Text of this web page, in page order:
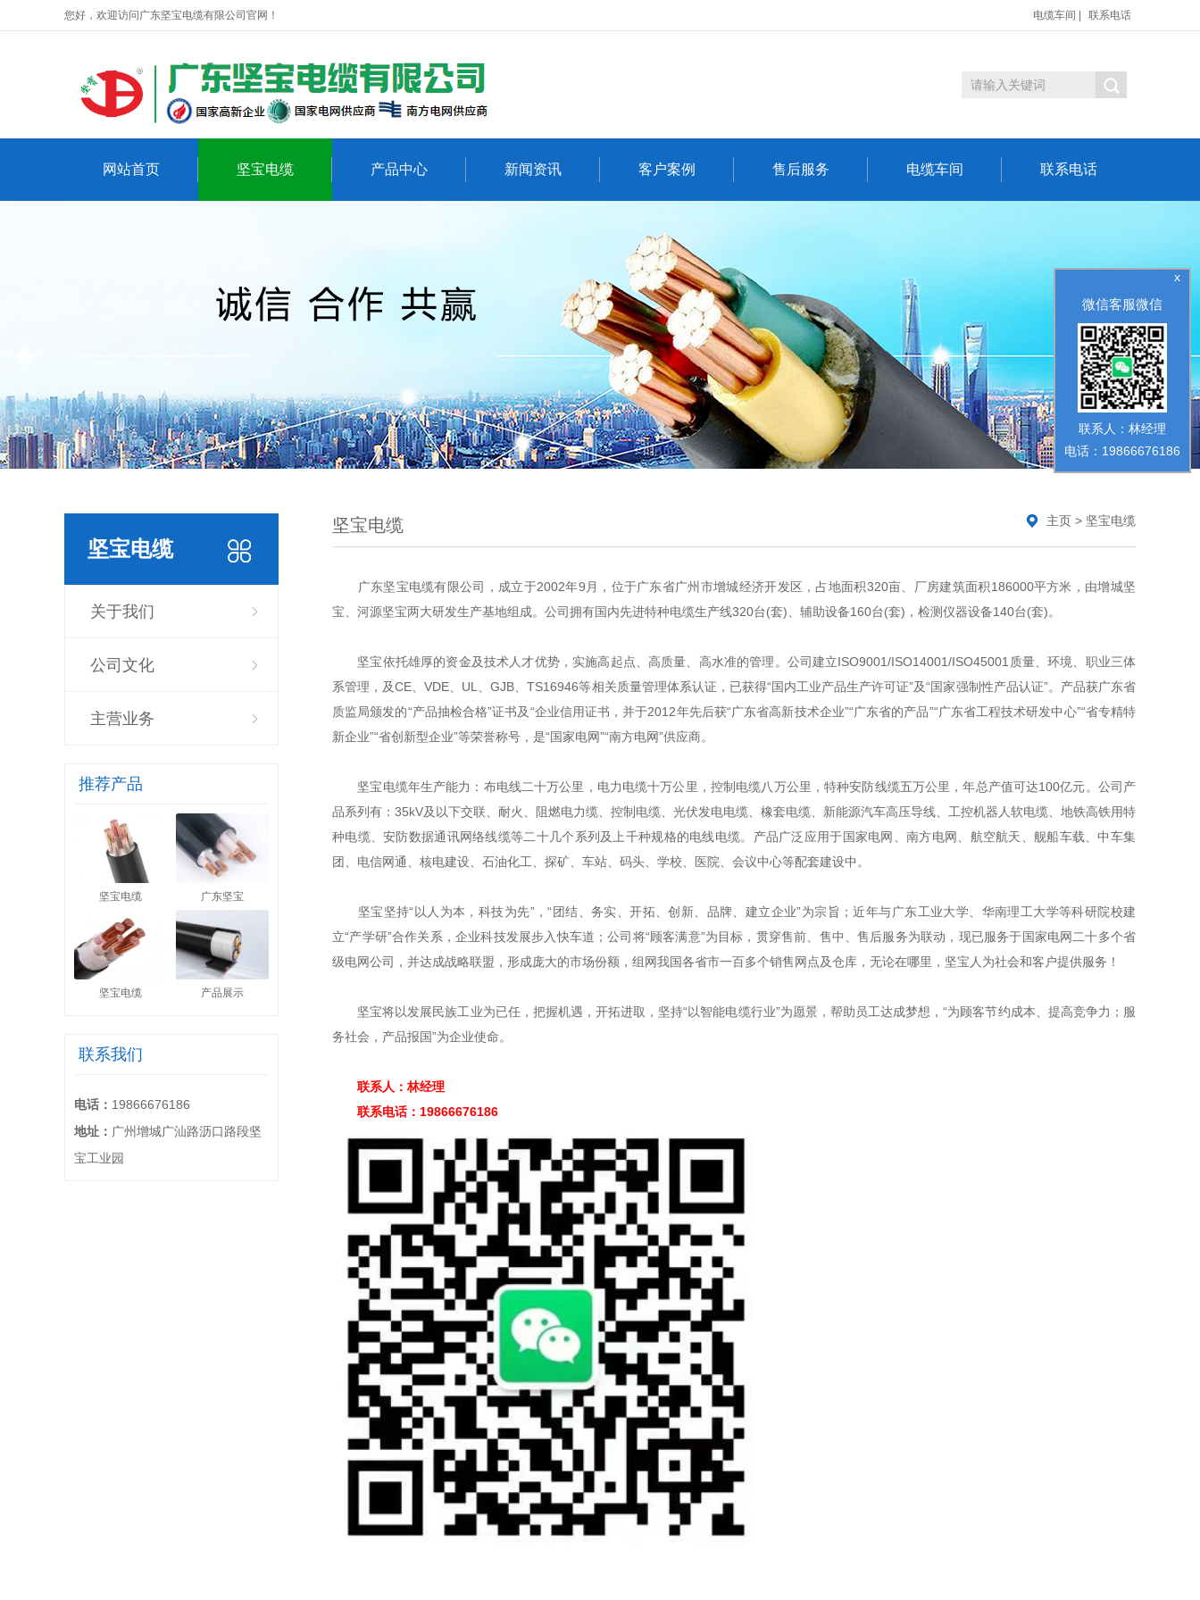
您好，欢迎访问广东坚宝电缆有限公司官网！ 电缆车间 联系电话
网站首页 坚宝电缆 产品中心 新闻资讯 客户案例 售后服务 电缆车间 联系电话
坚宝电缆
关于我们
公司文化
主营业务
推荐产品
坚宝电缆 广东坚宝
坚宝电缆 产品展示
联系我们
电话： 19866676186
地址： 广州增城广汕路沥口路段坚
宝工业园
主页 > 坚宝电缆
坚宝电缆
广东坚宝电缆有限公司，成立于2002年9月，位于广东省广州市增城经济开发区，占地面积320亩、厂房建筑面积186000平方米，由增城坚
宝、河源坚宝两大研发生产基地组成。公司拥有国内先进特种电缆生产线320台(套)、辅助设备160台(套)，检测仪器设备140台(套)。
坚宝依托雄厚的资金及技术人才优势，实施高起点、高质量、高水准的管理。公司建立ISO9001/ISO14001/ISO45001质量、环境、职业三体
系管理，及CE、VDE、UL、GJB、TS16946等相关质量管理体系认证，已获得“国内工业产品生产许可证”及“国家强制性产品认证”。产品获广东省
质监局颁发的“产品抽检合格”证书及“企业信用证书，并于2012年先后获“广东省高新技术企业”“广东省的产品”“广东省工程技术研发中心”“省专精特
新企业”“省创新型企业”等荣誉称号，是“国家电网”“南方电网”供应商。
坚宝电缆年生产能力：布电线二十万公里，电力电缆十万公里，控制电缆八万公里，特种安防线缆五万公里，年总产值可达100亿元。公司产
品系列有：35kV及以下交联、耐火、阻燃电力缆、控制电缆、光伏发电电缆、橡套电缆、新能源汽车高压导线、工控机器人软电缆、地铁高铁用特
种电缆、安防数据通讯网络线缆等二十几个系列及上千种规格的电线电缆。产品广泛应用于国家电网、南方电网、航空航天、舰船车载、中车集
团、电信网通、核电建设、石油化工、探矿、车站、码头、学校、医院、会议中心等配套建设中。
坚宝坚持“以人为本，科技为先”，“团结、务实、开拓、创新、品牌、建立企业”为宗旨；近年与广东工业大学、华南理工大学等科研院校建
立“产学研”合作关系，企业科技发展步入快车道；公司将“顾客满意”为目标，贯穿售前、售中、售后服务为联动，现已服务于国家电网二十多个省
级电网公司，并达成战略联盟，形成庞大的市场份额，组网我国各省市一百多个销售网点及仓库，无论在哪里，坚宝人为社会和客户提供服务！
坚宝将以发展民族工业为已任，把握机遇，开拓进取，坚持“以智能电缆行业”为愿景，帮助员工达成梦想，“为顾客节约成本、提高竞争力；服
务社会，产品报国”为企业使命。
联系人：林经理
联系电话：19866676186
x
微信客服微信
联系人：林经理
电话：19866676186